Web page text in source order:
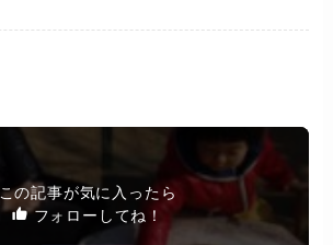
この記事が気に入ったら
フォローしてね！